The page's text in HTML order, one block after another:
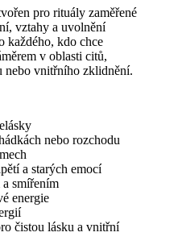
pro rituály zaměřené
vztahy a uvolnění
každého, kdo chce
v oblasti citů,
nebo vnitřního zklidnění.
nebo rozchodu
a starých emocí
smířením
energie
čistou lásku a vnitřní